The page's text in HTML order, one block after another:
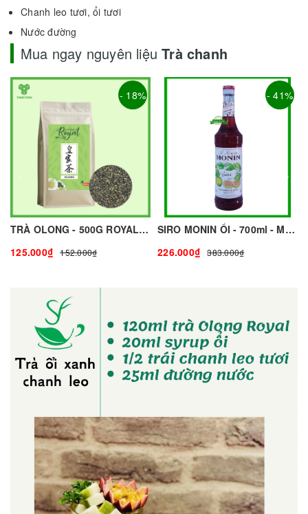
Chanh leo tươi, ổi tươi
Nước đường
Mua ngay nguyên liệuTrà chanh
- 18%
TRÀ OLONG - 500G ROYAL I NGUYÊN LIỆU PHA CHẾ - TOBEE FOOD
125.000₫
152.000₫
- 41%
SIRO MONIN ỔI - 700ml - MONIN | Nguyên liệu pha chế - TOBEE FOOD
226.000₫
383.000₫